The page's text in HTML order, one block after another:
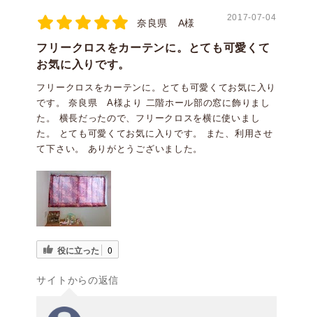
奈良県 A様 2017-07-04
フリークロスをカーテンに。とても可愛くて
お気に入りです。
フリークロスをカーテンに。とても可愛くてお気に入り
です。 奈良県 A様より 二階ホール部の窓に飾りまし
た。 横長だったので、フリークロスを横に使いまし
た。 とても可愛くてお気に入りです。 また、利用させ
て下さい。 ありがとうございました。
役に立った 0
サイトからの返信